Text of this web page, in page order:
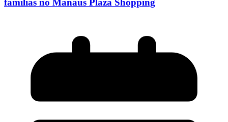
famílias no Manaus Plaza Shopping